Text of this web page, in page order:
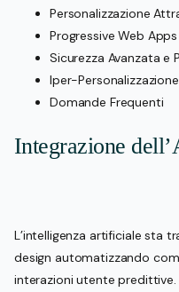
Personalizzazione
Progressive Web
Sicurezza Avanzata e
Iper-
Domande Frequenti
Integrazione
L’intelligenza artificiale sta
design automatizzando
interazioni utente predittive.